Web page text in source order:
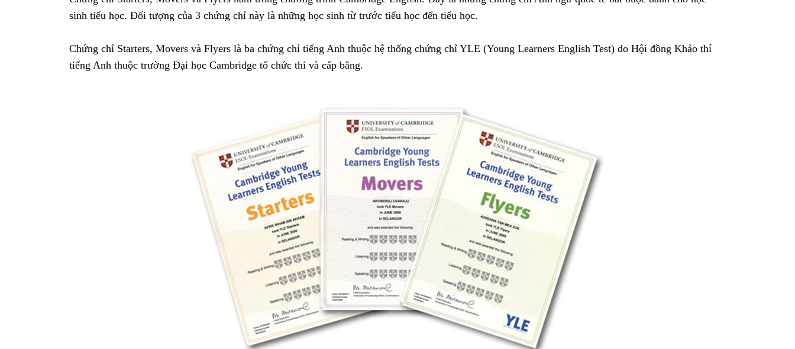
sinh tiểu học. Đối tượng của 3 chứng chỉ này là những học sinh từ trước tiểu học đến tiểu học.
Chứng chỉ Starters, Movers và Flyers là ba chứng chỉ tiếng Anh thuộc hệ thống chứng chỉ YLE (Young Learners English Test) do Hội đồng Khảo thí
tiếng Anh thuộc trường Đại học Cambridge tổ chức thi và cấp bằng.